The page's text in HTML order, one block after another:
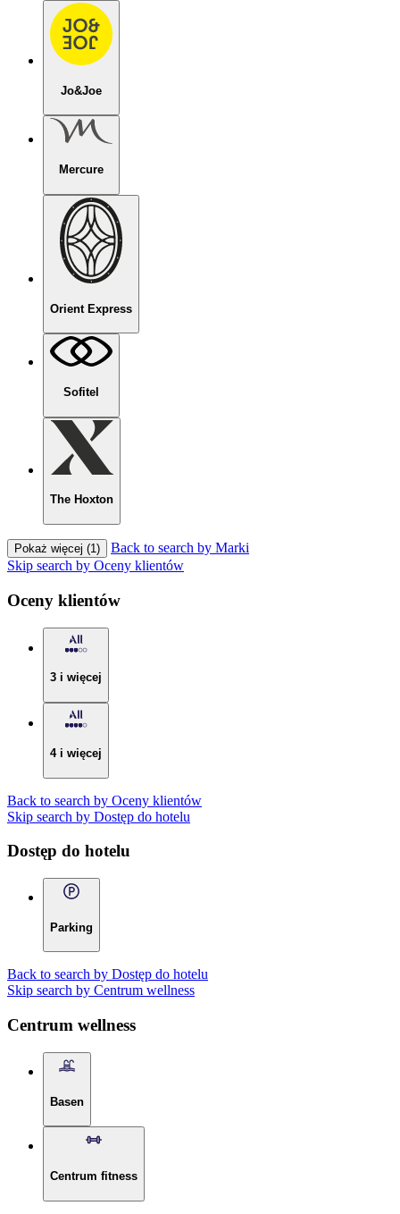
Jo&Joe
Mercure
Orient Express
Sofitel
The Hoxton
Pokaż więcej (1)
Back to search by Marki
Skip search by Oceny klientów
Oceny klientów
3 i więcej
4 i więcej
Back to search by Oceny klientów
Skip search by Dostęp do hotelu
Dostęp do hotelu
Parking
Back to search by Dostęp do hotelu
Skip search by Centrum wellness
Centrum wellness
Basen
Centrum fitness